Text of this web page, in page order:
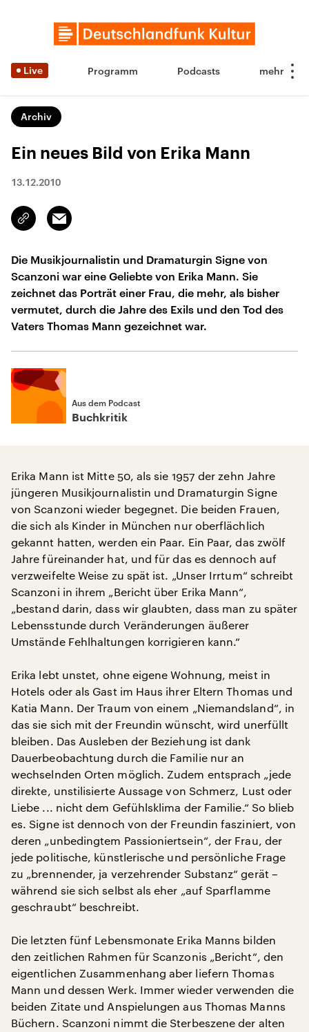
Live Programm Podcasts
Archiv
Ein neues Bild von Erika Mann
13.12.2010
Link
kopieren/teilen
Email
Die Musikjournalistin und Dramaturgin Signe von
Scanzoni war eine Geliebte von Erika Mann. Sie
zeichnet das Porträt einer Frau, die mehr, als bisher
vermutet, durch die Jahre des Exils und den Tod des
Vaters Thomas Mann gezeichnet war.
Aus dem Podcast
Buchkritik
Erika Mann ist Mitte 50, als sie 1957 der zehn Jahre
jüngeren Musikjournalistin und Dramaturgin Signe
von Scanzoni wieder begegnet. Die beiden Frauen,
die sich als Kinder in München nur oberflächlich
gekannt hatten, werden ein Paar. Ein Paar, das zwölf
Jahre füreinander hat, und für das es dennoch auf
verzweifelte Weise zu spät ist. „Unser Irrtum“ schreibt
Scanzoni in ihrem „Bericht über Erika Mann“,
„bestand darin, dass wir glaubten, dass man zu später
Lebensstunde durch Veränderungen äußerer
Umstände Fehlhaltungen korrigieren kann.“
Erika lebt unstet, ohne eigene Wohnung, meist in
Hotels oder als Gast im Haus ihrer Eltern Thomas und
Katia Mann. Der Traum von einem „Niemandsland“, in
das sie sich mit der Freundin wünscht, wird unerfüllt
bleiben. Das Ausleben der Beziehung ist dank
Dauerbeobachtung durch die Familie nur an
wechselnden Orten möglich. Zudem entsprach „jede
direkte, unstilisierte Aussage von Schmerz, Lust oder
Liebe ... nicht dem Gefühlsklima der Familie.“ So blieb
es. Signe ist dennoch von der Freundin fasziniert, von
deren „unbedingtem Passioniertsein“, der Frau, der
jede politische, künstlerische und persönliche Frage
zu „brennender, ja verzehrender Substanz“ gerät –
während sie sich selbst als eher „auf Sparflamme
geschraubt“ beschreibt.
Die letzten fünf Lebensmonate Erika Manns bilden
den zeitlichen Rahmen für Scanzonis „Bericht“, den
eigentlichen Zusammenhang aber liefern Thomas
Mann und dessen Werk. Immer wieder verwenden die
beiden Zitate und Anspielungen aus Thomas Manns
Büchern. Scanzoni nimmt die Sterbeszene der alten